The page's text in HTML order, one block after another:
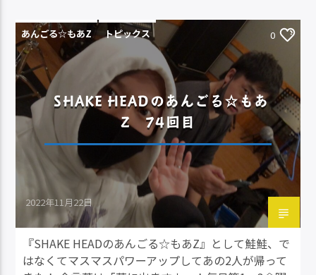
あんごる☆もあZ トピックス 0
SHAKE HEADのあんごる☆もあ
Z 74回目
2022年11月22日
『SHAKE HEADのあんごる☆もあZ』として鮭鮭、で
はなくてマスマスパワーアップしてあの2人が帰って